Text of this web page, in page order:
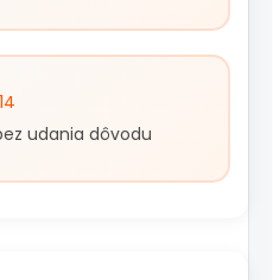
14
udania dôvodu